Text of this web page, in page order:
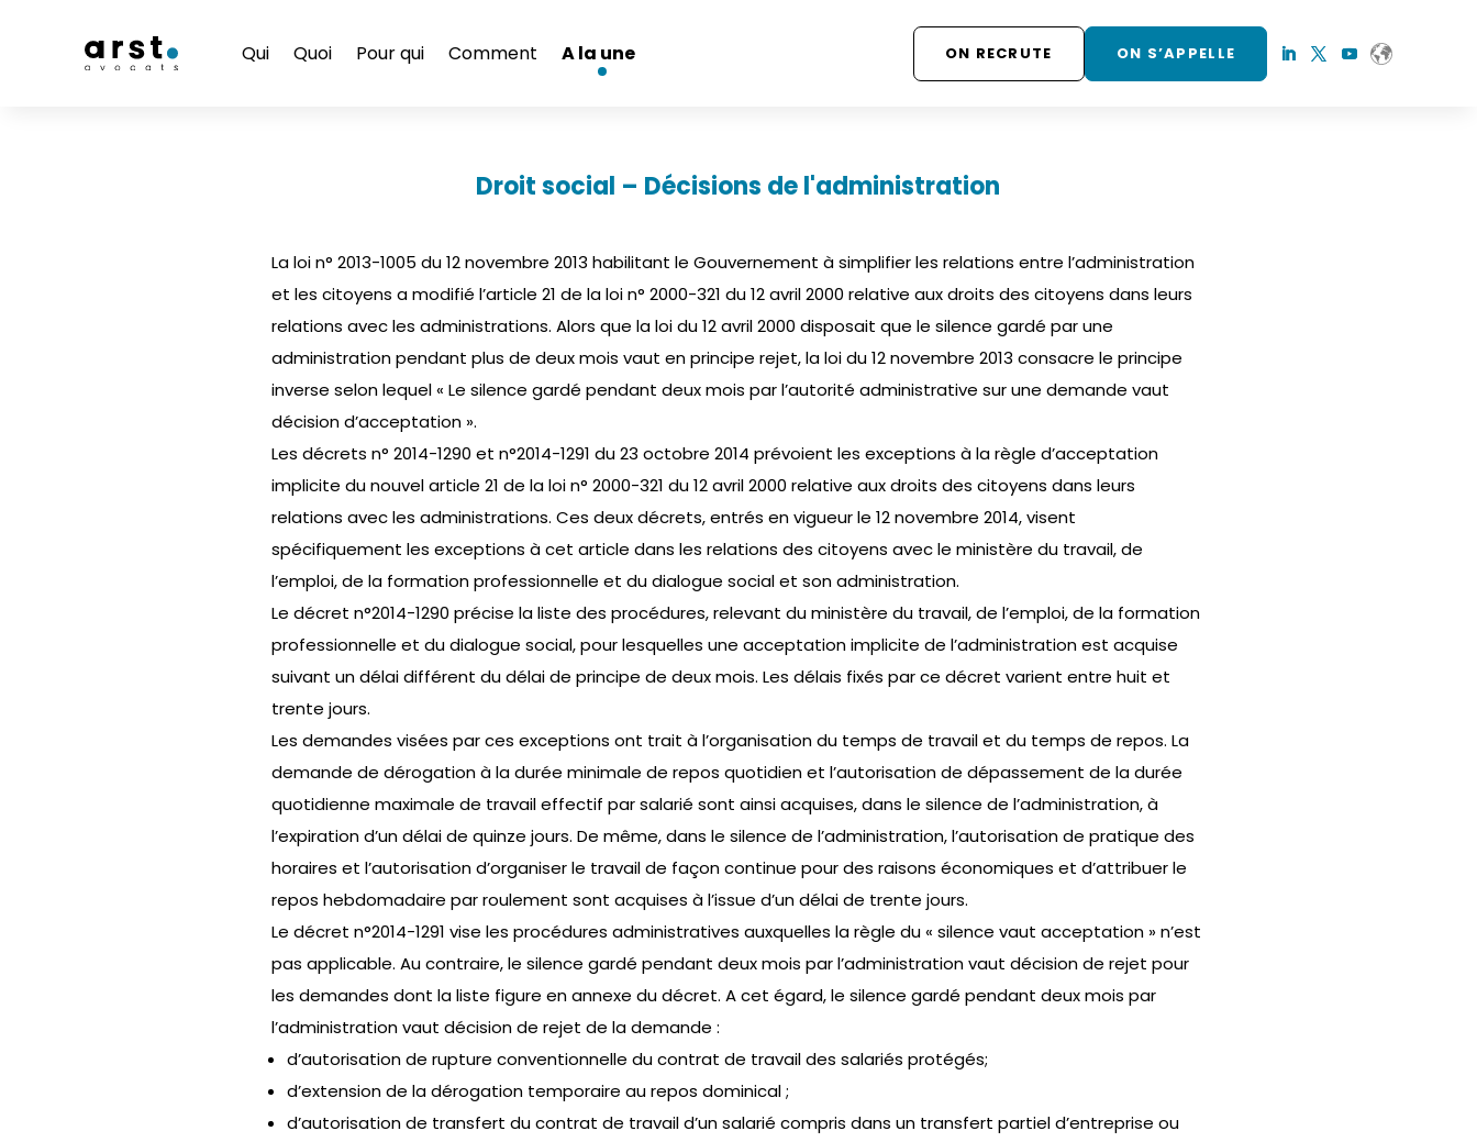
Qui Quoi Pour qui Comment A la une ON RECRUTE ON S’APPELLE
Droit social – Décisions de l'administration
La loi n° 2013-1005 du 12 novembre 2013 habilitant le Gouvernement à simplifier les relations entre l’administration
et les citoyens a modifié l’article 21 de la loi n° 2000-321 du 12 avril 2000 relative aux droits des citoyens dans leurs
relations avec les administrations. Alors que la loi du 12 avril 2000 disposait que le silence gardé par une
administration pendant plus de deux mois vaut en principe rejet, la loi du 12 novembre 2013 consacre le principe
inverse selon lequel « Le silence gardé pendant deux mois par l’autorité administrative sur une demande vaut
décision d’acceptation ».
Les décrets n° 2014-1290 et n°2014-1291 du 23 octobre 2014 prévoient les exceptions à la règle d’acceptation
implicite du nouvel article 21 de la loi n° 2000-321 du 12 avril 2000 relative aux droits des citoyens dans leurs
relations avec les administrations. Ces deux décrets, entrés en vigueur le 12 novembre 2014, visent
spécifiquement les exceptions à cet article dans les relations des citoyens avec le ministère du travail, de
l’emploi, de la formation professionnelle et du dialogue social et son administration.
Le décret n°2014-1290 précise la liste des procédures, relevant du ministère du travail, de l’emploi, de la formation
professionnelle et du dialogue social, pour lesquelles une acceptation implicite de l’administration est acquise
suivant un délai différent du délai de principe de deux mois. Les délais fixés par ce décret varient entre huit et
trente jours.
Les demandes visées par ces exceptions ont trait à l’organisation du temps de travail et du temps de repos. La
demande de dérogation à la durée minimale de repos quotidien et l’autorisation de dépassement de la durée
quotidienne maximale de travail effectif par salarié sont ainsi acquises, dans le silence de l’administration, à
l’expiration d’un délai de quinze jours. De même, dans le silence de l’administration, l’autorisation de pratique des
horaires et l’autorisation d’organiser le travail de façon continue pour des raisons économiques et d’attribuer le
repos hebdomadaire par roulement sont acquises à l’issue d’un délai de trente jours.
Le décret n°2014-1291 vise les procédures administratives auxquelles la règle du « silence vaut acceptation » n’est
pas applicable. Au contraire, le silence gardé pendant deux mois par l’administration vaut décision de rejet pour
les demandes dont la liste figure en annexe du décret. A cet égard, le silence gardé pendant deux mois par
l’administration vaut décision de rejet de la demande :
d’autorisation de rupture conventionnelle du contrat de travail des salariés protégés;
d’extension de la dérogation temporaire au repos dominical ;
d’autorisation de transfert du contrat de travail d’un salarié compris dans un transfert partiel d’entreprise ou